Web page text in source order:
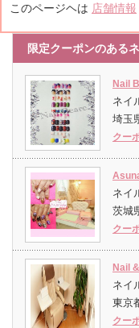
このページヘは 店舗情報
限定クーポンのある
Nail
ネイ
埼玉
クー
ネイ
茨城
クー
Nail
ネイ
東京
クー